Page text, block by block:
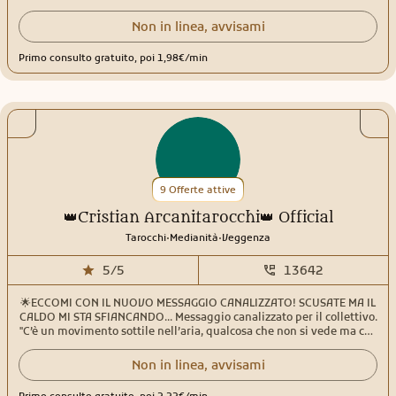
le sue forme: relazioni, legami Karmici, desideri inespressi, cicli che
si chiudono e nuovi inizi che chiedono spazio. Ogni consulto è un
riconoscere la trama invisibile che collega il cuore al destino. Non
offro sentenze ma chiavi simboliche per comprendere ciò che pulsa
esploro con delicatezza, onestà e rispetto dei tempi di chi si affida.
Se senti che qualcosa ti chiama sono qui per accoglierti.
Non in linea, avvisami
Primo consulto gratuito, poi 1,98€/min
9 Offerte attive
👑Cristian Arcanitarocchi👑 Official
Tarocchi.Medianità.Veggenza
5/5 13642
🌟ECCOMI CON IL NUOVO MESSAGGIO CANALIZZATO! SCUSATE MA IL
CALDO MI STA SFIANCANDO... Messaggio canalizzato per il collettivo.
"C’è un movimento sottile nell’aria, qualcosa che non si vede ma che
non è ancora tramontato ma la luce cambia improvvisamente
colore: un attimo sospeso, un passaggio. È lì che si sta aprendo un
Non in linea, avvisami